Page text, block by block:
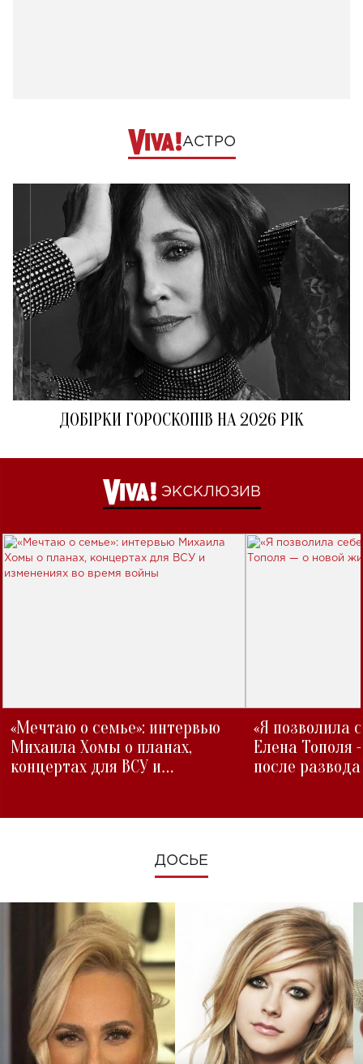
АСТРО
ДОБІРКИ ГОРОСКОПІВ НА 2026 РІК
ЭКСКЛЮЗИВ
«Мечтаю о семье»: интервью
Михаила Хомы о планах,
концертах для ВСУ и
«Я позволила
Елена Тополя
после развода
ДОСЬЕ